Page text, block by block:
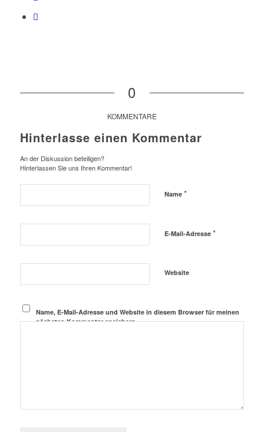
0
KOMMENTARE
Hinterlasse einen Kommentar
An der Diskussion beteiligen?
Hinterlassen Sie uns Ihren Kommentar!
Name *
E-Mail-Adresse *
Website
Name, E-Mail-Adresse und Website in diesem Browser für meinen
nächsten Kommentar speichern.